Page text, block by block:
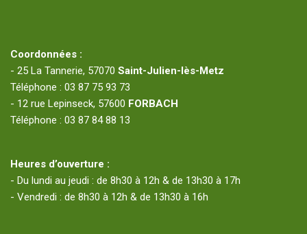
Coordonnées :
- 25 La Tannerie, 57070 Saint-Julien-lès-Metz
Téléphone : 03 87 75 93 73
- 12 rue Lepinseck, 57600 FORBACH
Téléphone : 03 87 84 88 13
Heures d’ouverture :
- Du lundi au jeudi : de 8h30 à 12h & de 13h30 à 17h
- Vendredi : de 8h30 à 12h & de 13h30 à 16h